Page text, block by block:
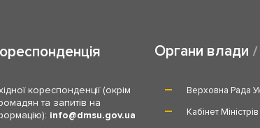
кореспонденції (окрім
та запитів на
info dmsu.gov.ua
Органи влади
Верховна Рада
Кабінет